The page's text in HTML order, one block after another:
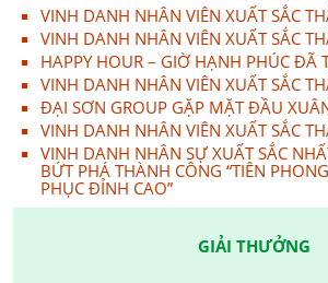
VINH DANH NHÂN VIÊN XUẤT SẮC
VINH DANH NHÂN VIÊN XUẤT SẮC
HAPPY HOUR – GIỜ HẠNH PHÚC ĐÃ
VINH DANH NHÂN VIÊN XUẤT SẮC
ĐẠI SƠN GROUP GẶP MẶT ĐẦU
VINH DANH NHÂN VIÊN XUẤT SẮC
VINH DANH NHÂN SỰ XUẤT SẮC
BỨT PHÁ THÀNH CÔNG “TIÊN
PHỤC ĐỈNH CAO”
GIẢI THƯỞNG